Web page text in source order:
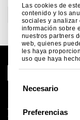
Las cookies de
contenido y los
sociales y analizar
información sobre
nuestros partners
web, quienes
les haya
uso que haya
Necesario
Preferencias
Construcción
Aviso legal
Cookies